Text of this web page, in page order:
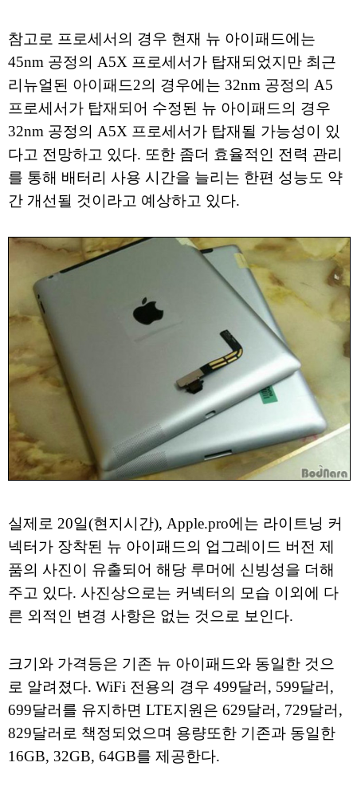
참고로 프로세서의 경우 현재 뉴 아이패드에는
45nm 공정의 A5X 프로세서가 탑재되었지만 최근
리뉴얼된 아이패드2의 경우에는 32nm 공정의 A5
프로세서가 탑재되어 수정된 뉴 아이패드의 경우
32nm 공정의 A5X 프로세서가 탑재될 가능성이 있
다고 전망하고 있다. 또한 좀더 효율적인 전력 관리
를 통해 배터리 사용 시간을 늘리는 한편 성능도 약
간 개선될 것이라고 예상하고 있다.
실제로 20일(현지시간), Apple.pro에는 라이트닝 커
넥터가 장착된 뉴 아이패드의 업그레이드 버전 제
품의 사진이 유출되어 해당 루머에 신빙성을 더해
주고 있다. 사진상으로는 커넥터의 모습 이외에 다
른 외적인 변경 사항은 없는 것으로 보인다.
크기와 가격등은 기존 뉴 아이패드와 동일한 것으
로 알려졌다. WiFi 전용의 경우 499달러, 599달러,
699달러를 유지하면 LTE지원은 629달러, 729달러,
829달러로 책정되었으며 용량또한 기존과 동일한
16GB, 32GB, 64GB를 제공한다.